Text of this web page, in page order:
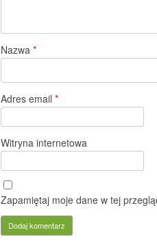
Nazwa *
Adres email *
Witryna internetowa
Zapamiętaj moje dane w tej